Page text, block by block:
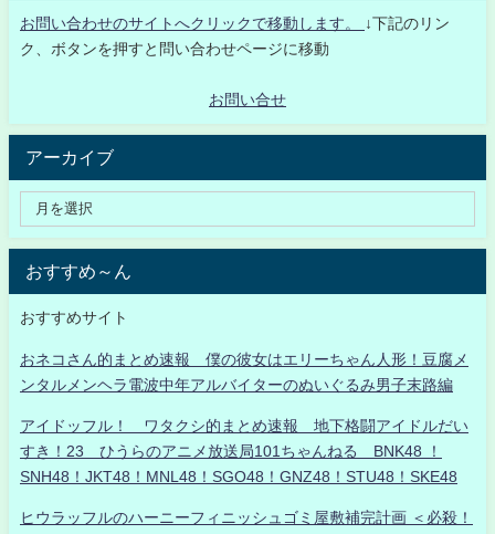
お問い合わせのサイトへクリックで移動します。
↓下記のリン
ク、ボタンを押すと問い合わせページに移動
お問い合せ
アーカイブ
おすすめ～ん
おすすめサイト
おネコさん的まとめ速報 僕の彼女はエリーちゃん人形！豆腐メ
ンタルメンヘラ電波中年アルバイターのぬいぐるみ男子末路編
アイドッフル！ ワタクシ的まとめ速報 地下格闘アイドルだい
すき！23 ひうらのアニメ放送局101ちゃんねる BNK48 ！
SNH48！JKT48！MNL48！SGO48！GNZ48！STU48！SKE48
ヒウラッフルのハーニーフィニッシュゴミ屋敷補完計画 ＜必殺！